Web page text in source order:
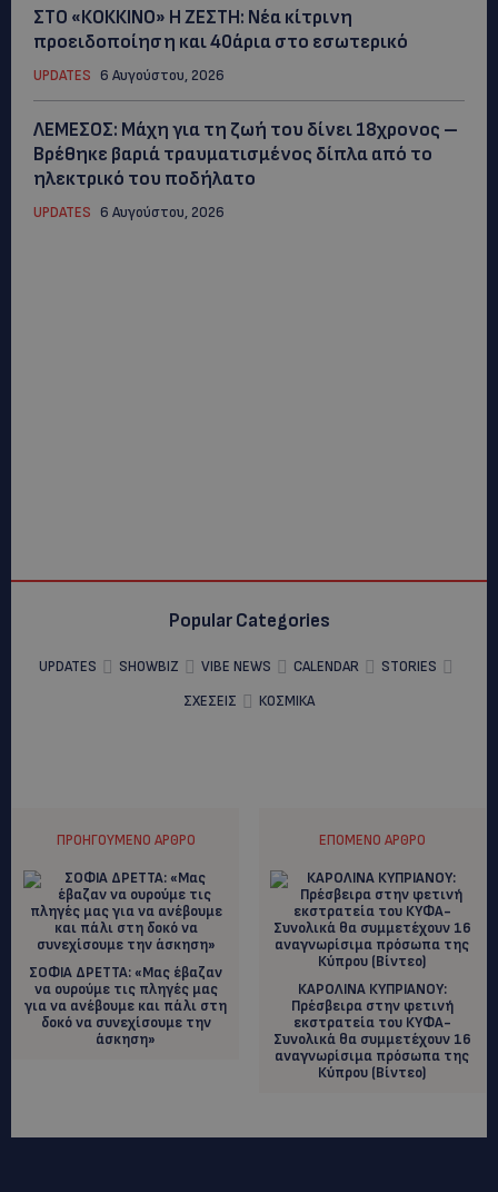
ΣΤΟ «ΚΟΚΚΙΝΟ» Η ΖΕΣΤΗ: Νέα κίτρινη
προειδοποίηση και 40άρια στο εσωτερικό
UPDATES 6 Αυγούστου, 2026
ΛΕΜΕΣΟΣ: Μάχη για τη ζωή του δίνει 18χρονος –
Βρέθηκε βαριά τραυματισμένος δίπλα από το
ηλεκτρικό του ποδήλατο
UPDATES 6 Αυγούστου, 2026
Popular Categories
UPDATES SHOWBIZ VIBE NEWS CALENDAR
STORIES
ΣΧΕΣΕΙΣ
ΚΟΣΜΙΚΑ
ΠΡΟΗΓΟΎΜΕΝΟ ΆΡΘΡΟ
ΣΟΦΙΑ ΔΡΕΤΤΑ: «Μας έβαζαν
να ουρούμε τις πληγές μας
για να ανέβουμε και πάλι στη
δοκό να συνεχίσουμε την
άσκηση»
ΕΠΌΜΕΝΟ ΆΡΘΡΟ
ΚΑΡΟΛΙΝΑ ΚΥΠΡΙΑΝΟΥ:
Πρέσβειρα στην φετινή
εκστρατεία του ΚΥΦΑ-
Συνολικά θα συμμετέχουν 16
αναγνωρίσιμα πρόσωπα της
Κύπρου (Βίντεο)